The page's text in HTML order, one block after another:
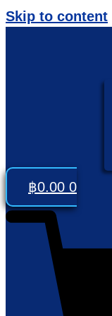
Skip to content
฿0.00 0